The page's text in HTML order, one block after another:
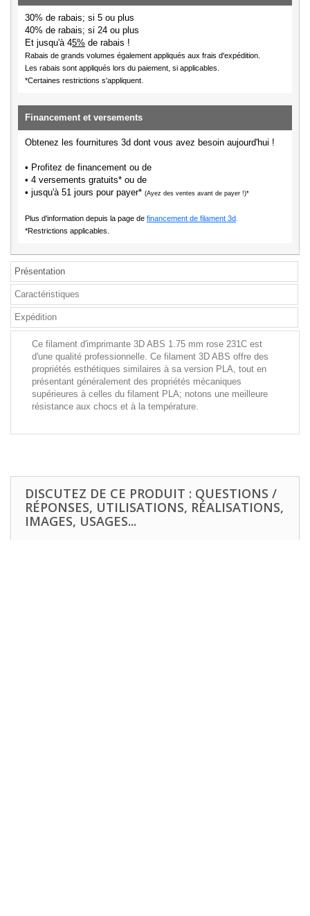
30% de rabais; si 5 ou plus
40% de rabais; si 24 ou plus
Et jusqu'à 45% de rabais !
Rabais de grands volumes également appliqués aux frais d'expédition.
Les rabais sont appliqués lors du paiement, si applicables.
*Certaines restrictions s'appliquent.
Financement et versements
Obtenez les fournitures 3d dont vous avez besoin aujourd'hui !
• Profitez de financement ou de
• 4 versements gratuits* ou de
• jusqu'à 51 jours pour payer* (Ayez des ventes avant de payer !)*
Plus d'information depuis la page de financement de filament 3d
*Restrictions applicables.
Présentation
Caractéristiques
Expédition
Ce filament d'imprimante 3D ABS 1.75 mm rose 231C est
d'une qualité professionnelle. Ce filament 3D ABS offre des
propriétés esthétiques similaires à sa version PLA, tout en
présentant généralement des propriétés mécaniques
supérieures à celles du filament PLA; notons une meilleure
résistance aux chocs et à la température.
DISCUTEZ DE CE PRODUIT : QUESTIONS /
RÉPONSES, UTILISATIONS, RÉALISATIONS,
IMAGES, USAGES...